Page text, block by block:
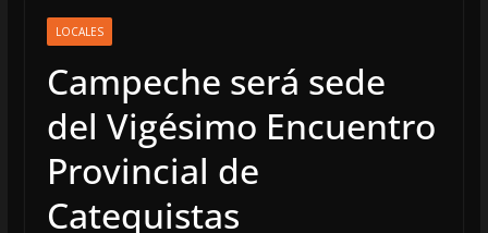
LOCALES
Campeche será sede
del Vigésimo Encuentro
Provincial de
Catequistas